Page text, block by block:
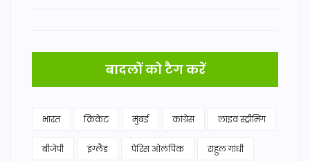
बादलों को टैग करें
भारत क्रिकेट मुंबई कांग्रेस लाइव स्ट्रीमिंग
बीजेपी इंग्लैंड पेरिस ओलंपिक राहुल गांधी